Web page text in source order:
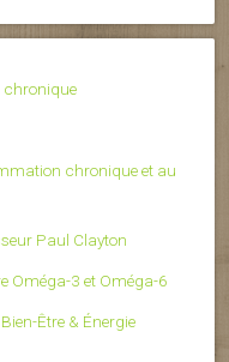
chronique
chronique et au
Paul Clayton
Oméga-3 et Oméga-6
Être & Énergie